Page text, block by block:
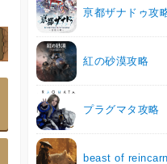
亰都ザナドゥ攻
紅の砂漠攻略
プラグマタ攻略
beast of